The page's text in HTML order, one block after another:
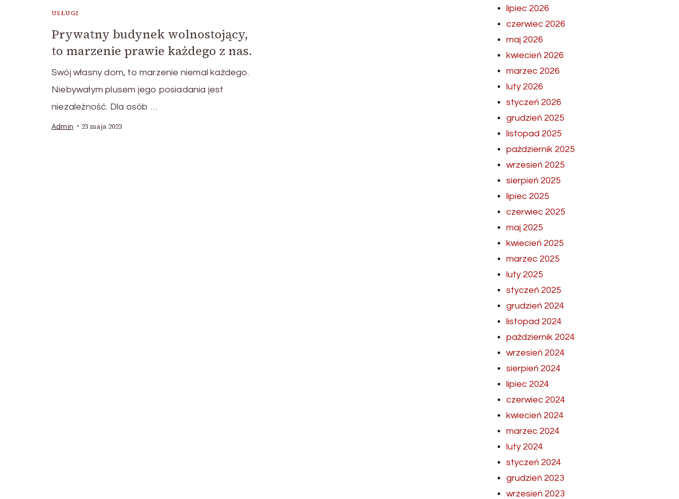
USŁUGI
Prywatny budynek wolnostojący,
to marzenie prawie każdego z nas.
Swój własny dom, to marzenie niemal każdego.
Niebywałym plusem jego posiadania jest
niezależność. Dla osób …
Admin 23 maja 2023
lipiec 2026
czerwiec 2026
maj 2026
kwiecień 2026
marzec 2026
luty 2026
styczeń 2026
grudzień 2025
listopad 2025
październik 2025
wrzesień 2025
sierpień 2025
lipiec 2025
czerwiec 2025
maj 2025
kwiecień 2025
marzec 2025
luty 2025
styczeń 2025
grudzień 2024
listopad 2024
październik 2024
wrzesień 2024
sierpień 2024
lipiec 2024
czerwiec 2024
kwiecień 2024
marzec 2024
luty 2024
styczeń 2024
grudzień 2023
wrzesień 2023